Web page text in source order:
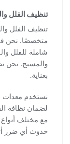
تنظيف الفلل
تنظيف الفلل
متخصصًا. نحن
شاملة للفلل
والمسبح. نحن
بعناية.
نستخدم معدات
لضمان نظافة
مع مختلف
حدوث أي ضرر